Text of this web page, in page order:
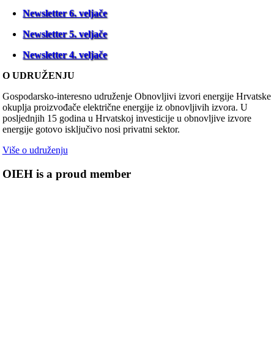
Newsletter 6. veljače
Newsletter 5. veljače
Newsletter 4. veljače
O UDRUŽENJU
Gospodarsko-interesno udruženje Obnovljivi izvori energije Hrvatske
okuplja proizvođače električne energije iz obnovljivih izvora. U
posljednjih 15 godina u Hrvatskoj investicije u obnovljive izvore
energije gotovo isključivo nosi privatni sektor.
Više o udruženju
OIEH is a proud member